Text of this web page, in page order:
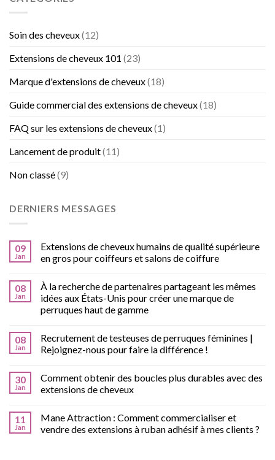
Soin des cheveux(12)
Extensions de cheveux 101 (23)
Marque d'extensions de cheveux(18)
Guide commercial des extensions de cheveux(18)
FAQ sur les extensions de cheveux(1)
Lancement de produit(11)
Non classé(9)
DERNIERS MESSAGES
09
Jan
Extensions de cheveux humains de qualité supérieure
en gros pour coiffeurs et salons de coiffure
08
Jan
À la recherche de partenaires partageant les mêmes
idées aux États-Unis pour créer une marque de
perruques haut de gamme
08
Jan
Recrutement de testeuses de perruques féminines |
Rejoignez-nous pour faire la différence !
30
Jan
Comment obtenir des boucles plus durables avec des
extensions de cheveux
11
Jan
Mane Attraction : Comment commercialiser et
vendre des extensions à ruban adhésif à mes clients ?